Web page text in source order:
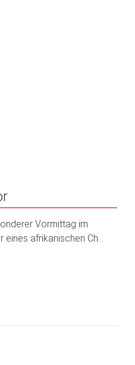
Vormittag im
afrikanischen Ch...